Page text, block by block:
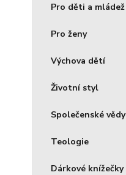
Pro děti a mládež
Pro ženy
Výchova dětí
Životní styl
Společenské vědy
Teologie
Dárkové knížečky